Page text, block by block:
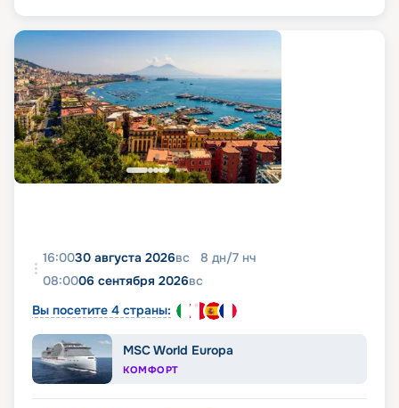
16:0030 августа 2026вс 8 дн/7 нч
08:0006 сентября 2026вс
Вы посетите 4 страны:
MSC World Europa
КОМФОРТ